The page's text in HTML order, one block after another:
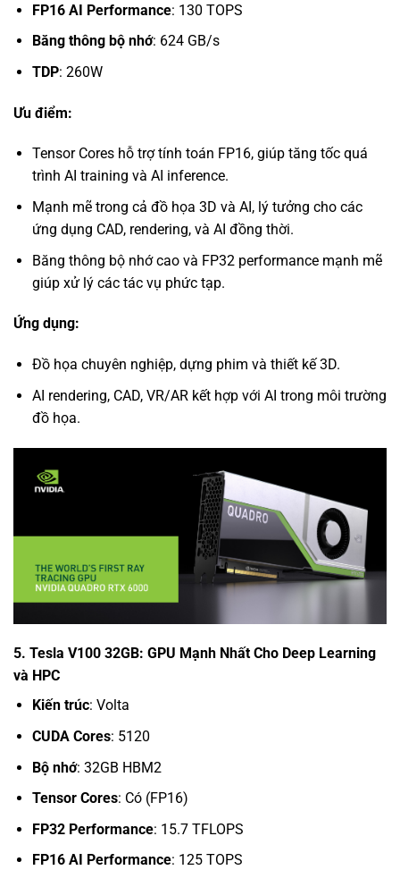
FP16 AI Performance: 130 TOPS
Băng thông bộ nhớ: 624 GB/s
TDP: 260W
Ưu điểm:
Tensor Cores hỗ trợ tính toán FP16, giúp tăng tốc quá
trình AI training và AI inference.
Mạnh mẽ trong cả đồ họa 3D và AI, lý tưởng cho các
ứng dụng CAD, rendering, và AI đồng thời.
Băng thông bộ nhớ cao và FP32 performance mạnh mẽ
giúp xử lý các tác vụ phức tạp.
Ứng dụng:
Đồ họa chuyên nghiệp, dựng phim và thiết kế 3D.
AI rendering, CAD, VR/AR kết hợp với AI trong môi trường
đồ họa.
5. Tesla V100 32GB: GPU Mạnh Nhất Cho Deep Learning
và HPC
Kiến trúc: Volta
CUDA Cores: 5120
Bộ nhớ: 32GB HBM2
Tensor Cores: Có (FP16)
FP32 Performance: 15.7 TFLOPS
FP16 AI Performance: 125 TOPS